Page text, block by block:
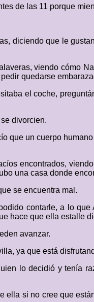
de las 11 porque
diciendo que le
viendo cómo
quedarse
el coche,
divorcien.
que un cuerpo
encontrados,
una casa donde
se encuentra mal.
contarle, a lo
hace que ella estalle
avanzar.
ya que está
lo decidió y tenía
si no cree que